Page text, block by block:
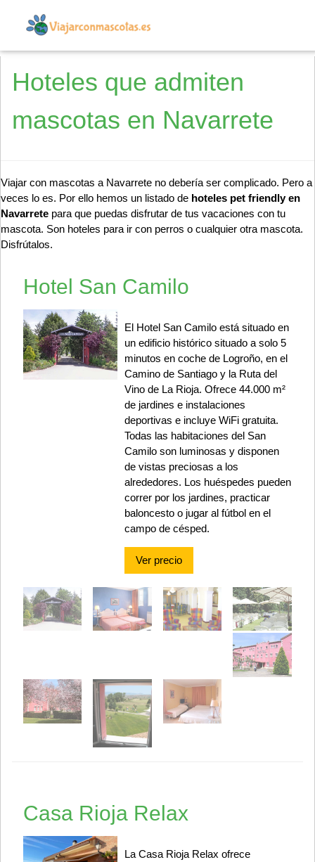
Hoteles que admiten
mascotas en Navarrete
Viajar con mascotas a Navarrete no debería ser complicado. Pero a
veces lo es. Por ello hemos un listado de hoteles pet friendly en
Navarrete para que puedas disfrutar de tus vacaciones con tu
mascota. Son hoteles para ir con perros o cualquier otra mascota.
Disfrútalos.
Hotel San Camilo
El Hotel San Camilo está situado en
un edificio histórico situado a solo 5
minutos en coche de Logroño, en el
Camino de Santiago y la Ruta del
Vino de La Rioja. Ofrece 44.000 m²
de jardines e instalaciones
deportivas e incluye WiFi gratuita.
Todas las habitaciones del San
Camilo son luminosas y disponen
de vistas preciosas a los
alrededores. Los huéspedes pueden
correr por los jardines, practicar
baloncesto o jugar al fútbol en el
campo de césped.
Ver precio
Casa Rioja Relax
La Casa Rioja Relax ofrece